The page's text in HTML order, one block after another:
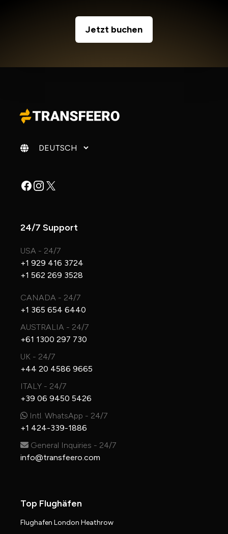
Jetzt buchen
Sprache ändern
Facebook
Instagram
X
24/7 Support
USA - 24/7
+1 929 416 3724
+1 562 269 3528
CANADA - 24/7
+1 365 654 6440
AUSTRALIA - 24/7
+61 1300 297 730
UK - 24/7
+44 20 4586 9665
ITALY - 24/7
+39 06 9450 5426
Intl. WhatsApp - 24/7
+1 424-339-1886
General Inquiries - 24/7
info@transfeero.com
Top Flughäfen
Flughafen London Heathrow